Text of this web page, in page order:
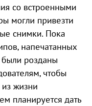
со встроенными
могли привезти
снимки. Пока
напечатанных
розданы
чтобы
жизни
планируется дать